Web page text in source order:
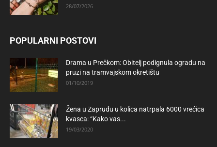
28/07/2026
POPULARNI POSTOVI
Drama u Prečkom: Obitelj podignula ogradu na
pruzi na tramvajskom okretištu
01/10/2019
Žena u Zapruđu u kolica natrpala 6000 vrećica
kvasca: “Kako vas...
19/03/2020